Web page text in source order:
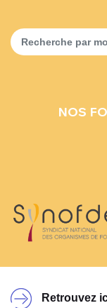
Recherche par
NOS
Retrouvez